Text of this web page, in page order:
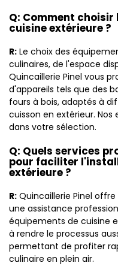
Q: Comment choisir
cuisine extérieure ?
R: Le choix des
culinaires, de l'espace
Quincaillerie Pinel vous
d'appareils tels que des
fours à bois, adaptés à
cuisson en extérieur.
dans votre sélection.
Q: Quels services
pour faciliter
extérieure ?
R: Quincaillerie Pinel
une assistance
équipements de cuisine
à rendre le processus
permettant de profiter
culinaire en plein air.